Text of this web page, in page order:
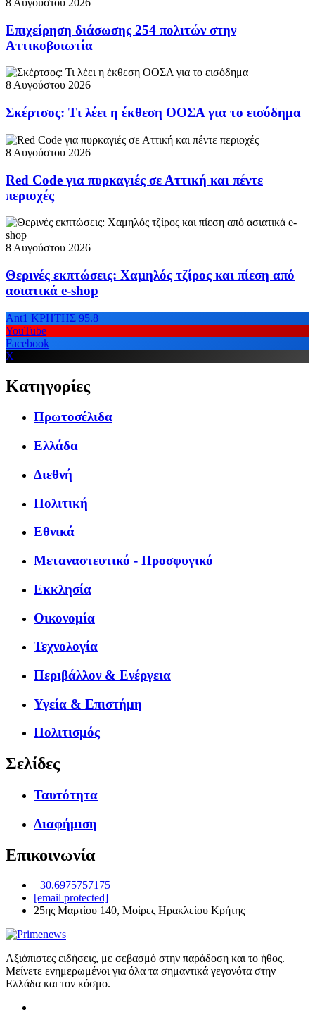
8 Αυγούστου 2026
Επιχείρηση διάσωσης 254 πολιτών στην
Αττικοβοιωτία
8 Αυγούστου 2026
Σκέρτσος: Τι λέει η έκθεση ΟΟΣΑ για το εισόδημα
8 Αυγούστου 2026
Red Code για πυρκαγιές σε Αττική και πέντε
περιοχές
8 Αυγούστου 2026
Θερινές εκπτώσεις: Χαμηλός τζίρος και πίεση από
ασιατικά e-shop
Ant1 ΚΡΗΤΗΣ 95.8
YouTube
Facebook
X
Κατηγορίες
Πρωτοσέλιδα
Ελλάδα
Διεθνή
Πολιτική
Εθνικά
Μεταναστευτικό - Προσφυγικό
Εκκλησία
Οικονομία
Τεχνολογία
Περιβάλλον & Ενέργεια
Υγεία & Επιστήμη
Πολιτισμός
Σελίδες
Ταυτότητα
Διαφήμιση
Επικοινωνία
+30.6975757175
[email protected]
25ης Μαρτίου 140, Μοίρες Ηρακλείου Κρήτης
Αξιόπιστες ειδήσεις, με σεβασμό στην παράδοση και το ήθος.
Μείνετε ενημερωμένοι για όλα τα σημαντικά γεγονότα στην
Ελλάδα και τον κόσμο.